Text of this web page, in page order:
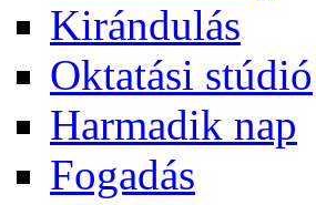
Ki­rán­du­lás
Ok­ta­tá­si stú­dió
Har­ma­dik nap
Fo­ga­dás